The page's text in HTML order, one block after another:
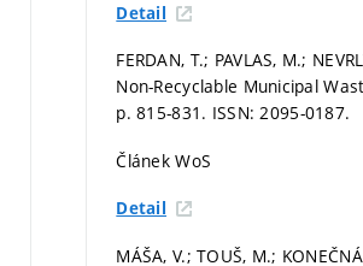
Detail
FERDAN, T.; PAVLAS, M.;
Non-Recyclable Municipal
p. 815-831. ISSN: 2095-0187.
Článek WoS
Detail
MÁŠA, V.; TOUŠ, M.;